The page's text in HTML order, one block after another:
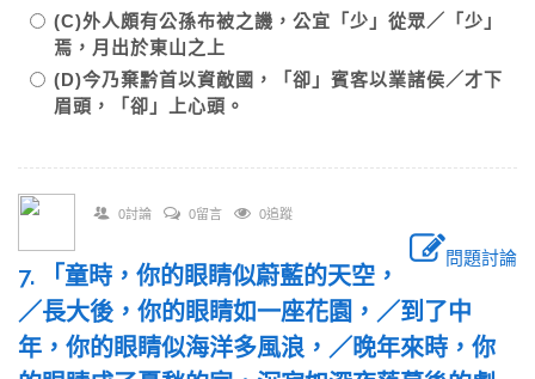
(C)外人頗有公孫布被之譏，公宜「少」從眾／「少」
焉，月出於東山之上
(D)今乃棄黔首以資敵國，「卻」賓客以業諸侯／才下
眉頭，「卻」上心頭。
0討論 0留言 0追蹤
問題討論
7. 「童時，你的眼睛似蔚藍的天空，
／長大後，你的眼睛如一座花園，／到了中
年，你的眼睛似海洋多風浪，／晚年來時，你